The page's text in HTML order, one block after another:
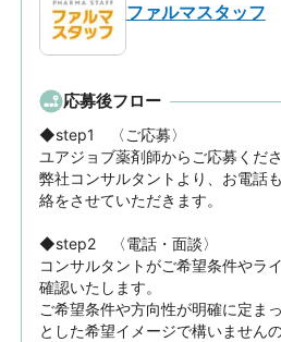
ファルマスタッフ
応募後フロー
◆step1　〈ご応募〉
ユアジョブ薬剤師からご応募くださ
弊社コンサルタントより、お電話
絡をさせていただきます。
◆step2　〈電話・面談〉
コンサルタントがご希望条件やラ
確認いたします。
ご希望条件や方向性が明確に定ま
とした希望イメージで構いません